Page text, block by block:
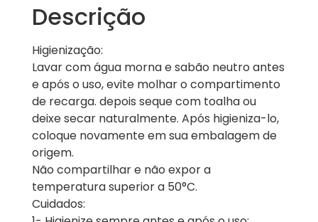
Descrição
Higienização:
Lavar com água morna e sabão neutro antes
e após o uso, evite molhar o compartimento
de recarga. depois seque com toalha ou
deixe secar naturalmente. Após higieniza-lo,
coloque novamente em sua embalagem de
origem.
Não compartilhar e não expor a
temperatura superior a 50°C.
Cuidados: